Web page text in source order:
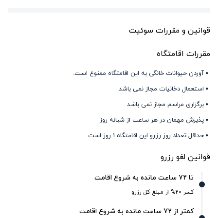
قوانین و مقررات سوئیت
مقررات اقامتگاه
آوردن حیوانات خانگی به این اقامتگاه ممنوع است.
استعمال دخانیات مجاز نمی باشد
برگزاری مراسم مجاز نمی باشد
پذیرش مهمان در هر ساعت از شبانه روز
حداقل تعداد روز رزرو این اقامتگاه 1 روز است
قوانین لغو رزرو
تا 72 ساعت مانده به شروع اقامت
کسر 20% از مبلغ کل رزرو
کمتر از 72 ساعت مانده به شروع اقامت